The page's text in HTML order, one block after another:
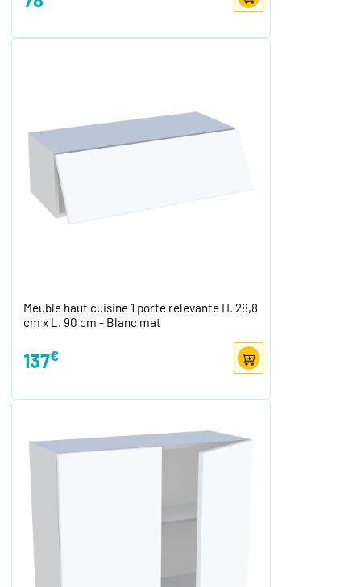
Meuble haut cuisine 1 porte relevante H. 28,8
cm x L. 90 cm - Blanc mat
137€